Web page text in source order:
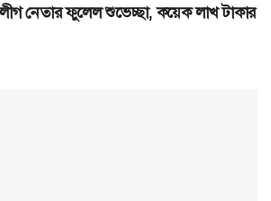
নেতার ফুলেল শুভেচ্ছা, কয়েক লাখ টাকার